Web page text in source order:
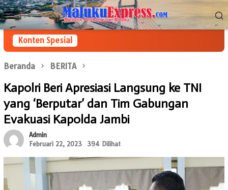
Loncat
ke
konten
Menu
Mobile
Konten Spesial
Beranda BERITA
Kapolri Beri Apresiasi Langsung ke TNI
yang ‘Berputar’ dan Tim Gabungan
Evakuasi Kapolda Jambi
Admin
Februari 22, 2023
394 Dilihat